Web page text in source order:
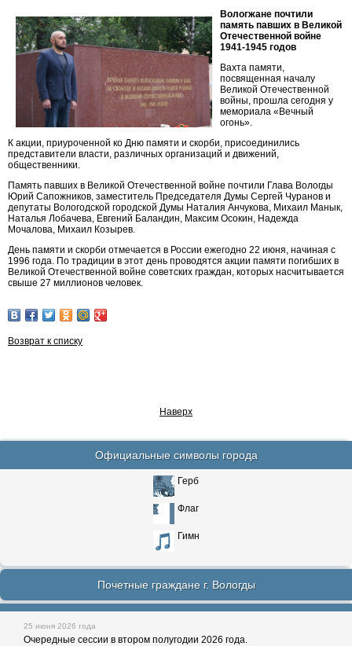
Вологжане почтили
память павших в Великой
Отечественной войне
1941-1945 годов
Вахта памяти,
посвященная началу
Великой Отечественной
войны, прошла сегодня у
мемориала «Вечный
огонь».
К акции, приуроченной ко Дню памяти и скорби, присоединились
представители власти, различных организаций и движений,
общественники.
Память павших в Великой Отечественной войне почтили Глава Вологды
Юрий Сапожников, заместитель Председателя Думы Сергей Чуранов и
депутаты Вологодской городской Думы Наталия Анчукова, Михаил Манык,
Наталья Лобачева, Евгений Баландин, Максим Осокин, Надежда
Мочалова, Михаил Козырев.
День памяти и скорби отмечается в России ежегодно 22 июня, начиная с
1996 года. По традиции в этот день проводятся акции памяти погибших в
Великой Отечественной войне советских граждан, которых насчитывается
свыше 27 миллионов человек.
Возврат к списку
Наверх
Официальные символы города
Герб
Флаг
Гимн
Почетные граждане г. Вологды
25 июня 2026 года
Очередные сессии в втором полугодии 2026 года.